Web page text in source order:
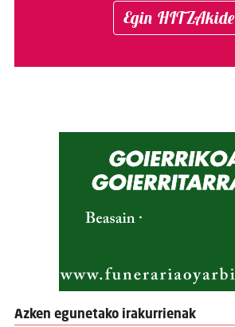
Egin HITZAkide
Azken egunetako irakurrienak